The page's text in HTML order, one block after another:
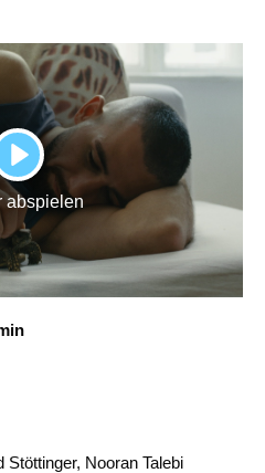
PLAY
abspielen
Nooran Talebi